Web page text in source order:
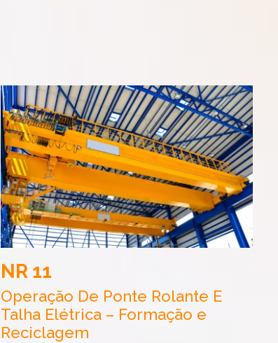
NR 11
Operação De Ponte Rolante E
Talha Elétrica – Formação e
Reciclagem